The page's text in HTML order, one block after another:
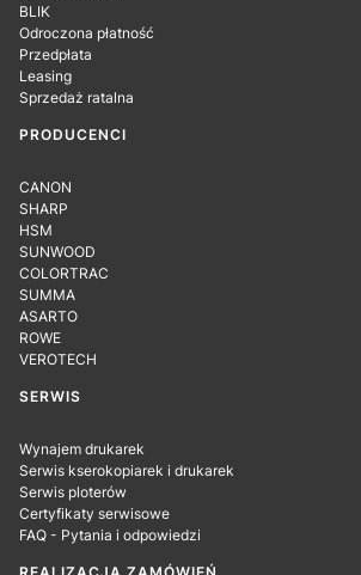
BLIK
Odroczona płatność
Przedpłata
Leasing
Sprzedaż ratalna
PRODUCENCI
CANON
SHARP
HSM
SUNWOOD
COLORTRAC
SUMMA
ASARTO
ROWE
VEROTECH
SERWIS
Wynajem drukarek
Serwis kserokopiarek i drukarek
Serwis ploterów
Certyfikaty serwisowe
FAQ - Pytania i odpowiedzi